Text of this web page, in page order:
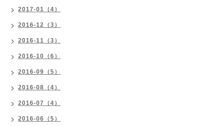
2017-01（4）
2016-12（3）
2016-11（3）
2016-10（6）
2016-09（5）
2016-08（4）
2016-07（4）
2016-06（5）